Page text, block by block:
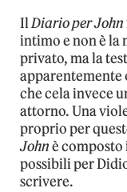
IlDiario per John
intimo e non è la
privato, ma la
apparentemente
che cela invece
attorno. Una
proprio per
Johnè
possibili per
scrivere.